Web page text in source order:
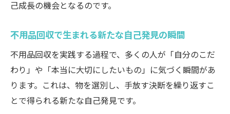
己成長の機会となるのです。
不用品回収で生まれる新たな自己発見の瞬間
不用品回収を実践する過程で、多くの人が「自分のこだ
わり」や「本当に大切にしたいもの」に気づく瞬間があ
ります。これは、物を選別し、手放す決断を繰り返すこ
とで得られる新たな自己発見です。